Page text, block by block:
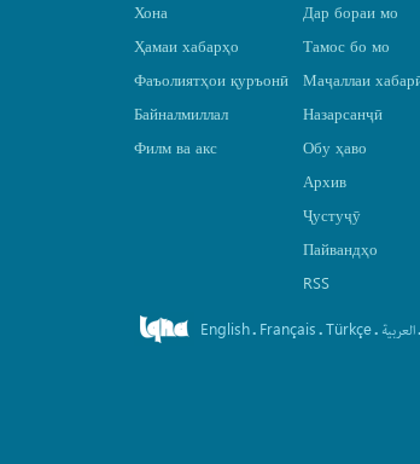
Хона
Ҳамаи хабарҳо
Фаъолиятҳои қуръонӣ
Байналмиллал
Филм ва акс
Дар бораи мо
Тамос бо мо
Маҷаллаи
Назарсанҷӣ
Обу ҳаво
Архив
Ҷустуҷӯ
Пайвандҳо
RSS
English. Français.Türkçe. العربیة.